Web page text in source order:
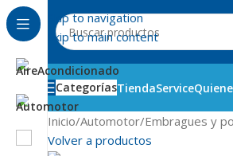
Skip to navigation
Skip to main content
CategoríasTiendaService
Inicio Automotor Embragues y
Volver a productos